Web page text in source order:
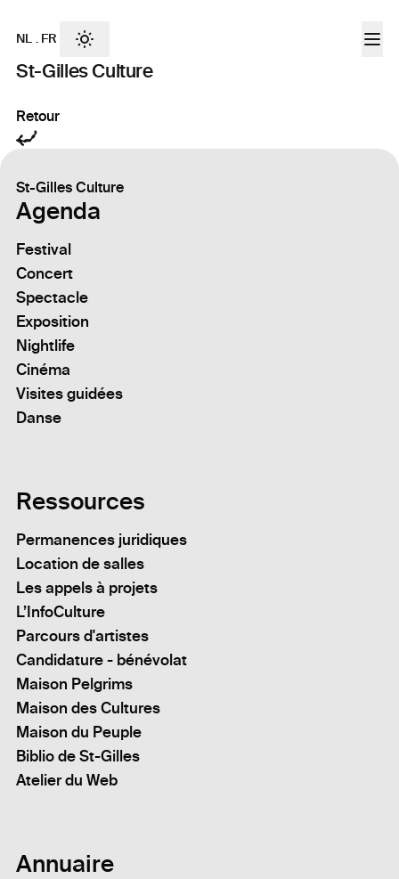
St-Gilles Culture
NL . FR
Retour
St-Gilles Culture
Agenda
Festival
Concert
Spectacle
Exposition
Nightlife
Cinéma
Visites guidées
Danse
Ressources
Permanences juridiques
Location de salles
Les appels à projets
L’InfoCulture
Parcours d'artistes
Candidature - bénévolat
Maison Pelgrims
Maison des Cultures
Maison du Peuple
Biblio de St-Gilles
Atelier du Web
Annuaire